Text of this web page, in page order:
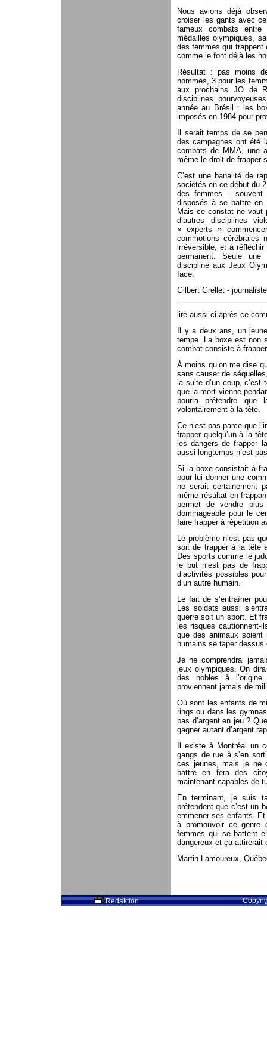
Nous avions déjà
croiser les gants avec
fameux combats
médailles olympiques,
des femmes qui frappent
comme le font déjà les
Résultat : pas moins
hommes, 3 pour les
aux prochains JO de
disciplines
année au Brésil : les
imposés en 1984 pour
Il serait temps de se
des campagnes ont été
combats de MMA, une
même le droit de frapper
C’est une banalité de
sociétés en ce début du
des femmes –
disposés à se battre en
Mais ce constat ne vaut
d’autres disciplines
« experts »
commotions
irréversible, et à
permanent. Seule
discipline aux Jeux
face.
Gilbert Grellet -
lire aussi ci-après ce
Il y a deux ans, un
tempe. La boxe est non
combat consiste à
À moins qu’on me dise
sans causer de
la suite d’un coup,
que la mort vienne
pourra prétendre que
volontairement à la tête.
Ce n’est pas parce que
frapper quelqu’un à la
les dangers de frapper
aussi longtemps n’est
Si la boxe consistait à
pour lui donner une
ne serait certainement
même résultat en
permet de vendre
dommageable pour le
faire frapper à répétition
Le problème n’est pas
soit de frapper à la tête
Des sports comme le
le but n’est pas de
d’activités possibles
d’un autre humain.
Le fait de s’entraîner
Les soldats aussi
guerre soit un sport. Et
les risques cautionnent-
que des animaux
humains se taper
Je ne comprendrai
jeux olympiques. On
des nobles à
proviennent jamais de
Où sont les enfants de
rings ou dans les
pas d’argent en jeu ?
gagner autant d’argent
Il existe à Montréal un
gangs de rue à s’en
ces jeunes, mais je ne
battre en fera des
maintenant capables de
En terminant, je suis
prétendent que c’est un
emmener ses enfants.
à promouvoir ce genre
femmes qui se battent
dangereux et ça attirerait
Martin Lamoureux,
Redaktion